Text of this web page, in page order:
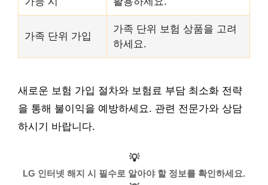
가족 단위 가입
가족 단위 보험 상품을 고려
하세요.
새로운 보험 가입 절차와 보험료 부담 최소화 전략
을 통해 불이익을 예방하세요. 관련 전문가와 상담
하시기 바랍니다.
💡
LG 인터넷 해지 시 필수로 알아야 할 정보를 확인하세요.